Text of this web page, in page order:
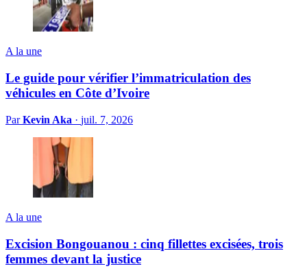
A la une
Le guide pour vérifier l’immatriculation des
véhicules en Côte d’Ivoire
ParKevin Aka · juil. 7, 2026
A la une
Excision Bongouanou : cinq fillettes excisées, trois
femmes devant la justice